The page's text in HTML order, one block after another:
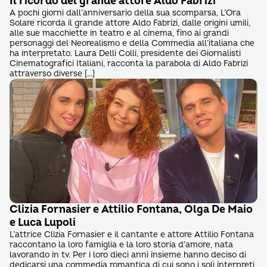
A pochi giorni dall’anniversario della sua scomparsa, L’Ora
Solare ricorda il grande attore Aldo Fabrizi, dalle origini umili,
alle sue macchiette in teatro e al cinema, fino ai grandi
personaggi del Neorealismo e della Commedia all’italiana che
ha interpretato. Laura Delli Colli, presidente dei Giornalisti
Cinematografici Italiani, racconta la parabola di Aldo Fabrizi
attraverso diverse […]
Clizia Fornasier e Attilio Fontana, Olga De Maio
e Luca Lupoli
L’attrice Clizia Fornasier e il cantante e attore Attilio Fontana
raccontano la loro famiglia e la loro storia d’amore, nata
lavorando in tv. Per i loro dieci anni insieme hanno deciso di
dedicarsi una commedia romantica di cui sono i soli interpreti